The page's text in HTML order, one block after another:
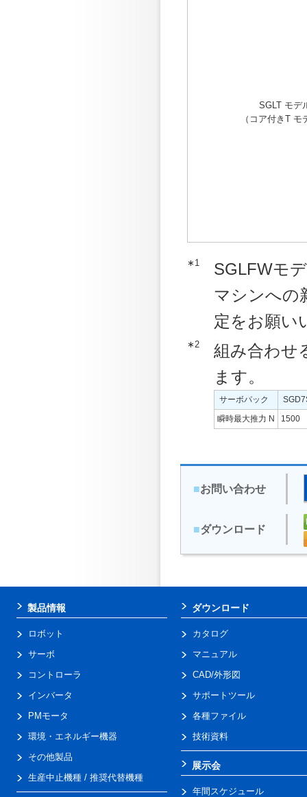
SGLT モデ
（コア付きT モ
∗1
SGLFWモ
マシンへの
定をお願い
∗2
組み合わせ
ます。
サーボパック
瞬時最大推力 N
1500
■お問い合わせ
■ダウンロード
製品情報
ロボット
サーボ
コントローラ
インバータ
PMモータ
環境・エネルギー機器
その他製品
生産中止機種 / 推奨代替機種
ダウンロード
カタログ
マニュアル
CAD/外形図
サポートツール
各種ファイル
技術資料
展示会
年間スケジュール